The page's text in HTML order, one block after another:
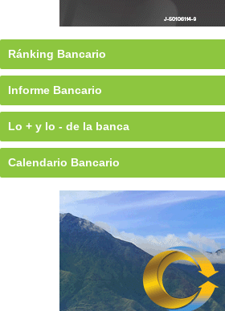
Ránking Bancario
Informe Bancario
Lo + y lo - de la banca
Calendario Bancario